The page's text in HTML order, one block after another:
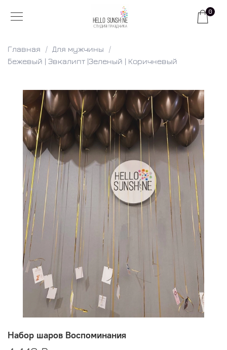
0
Главная
Для мужчины
Бежевый | Эвкалипт |Зеленый | Коричневый
Набор шаров Воспоминания